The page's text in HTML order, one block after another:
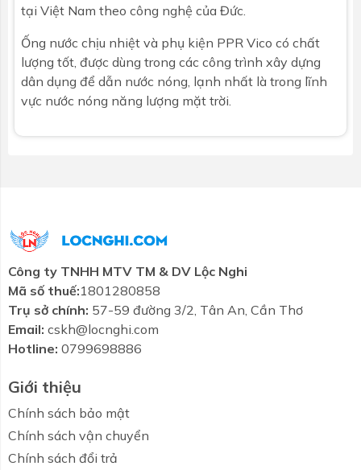
tại Việt Nam theo công nghệ của Đức.
Ống nước chịu nhiệt và phụ kiện PPR Vico có chất
lượng tốt, được dùng trong các công trình xây dựng
dân dụng để dẫn nước nóng, lạnh nhất là trong lĩnh
vực nước nóng năng lượng mặt trời.
Công ty TNHH MTV TM & DV Lộc Nghi
Mã số thuế:1801280858
Trụ sở chính: 57-59 đường 3/2, Tân An, Cần Thơ
Email: cskh@locnghi.com
Hotline: 0799698886
Giới thiệu
Chính sách bảo mật
Chính sách vận chuyển
Chính sách đổi trả